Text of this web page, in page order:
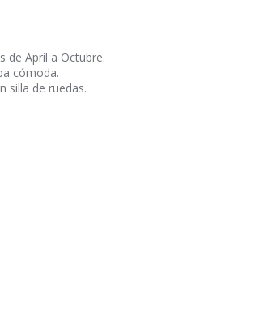
de April a Octubre.
cómoda.
silla de ruedas.